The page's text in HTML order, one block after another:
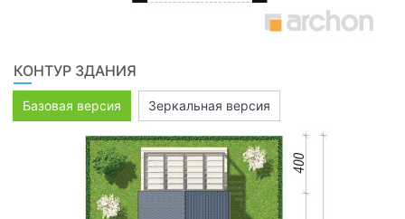
КОНТУР ЗДАНИЯ
Базовая версия Зеркальная версия